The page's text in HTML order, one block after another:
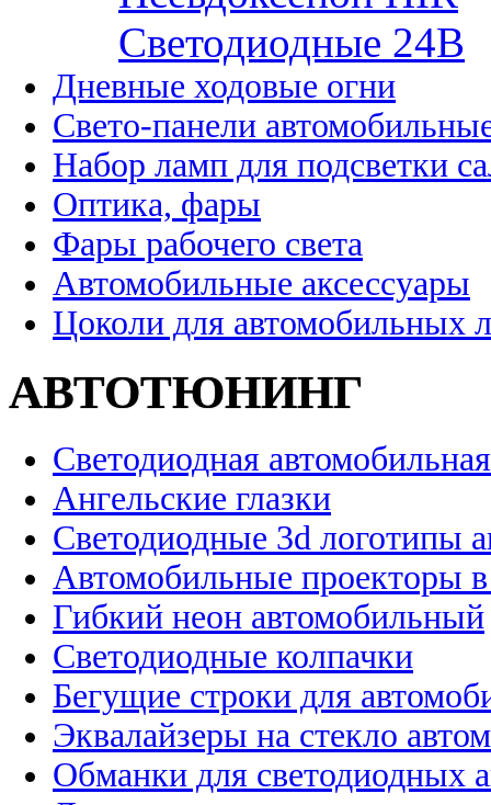
Cветодиодные 24B
Дневные ходовые огни
Свето-панели
Набор ламп для подсветки
Оптика, фары
Фары рабочего света
Автомобильные аксессуары
Цоколи для автомобильных
АВТОТЮНИНГ
Светодиодная
Ангельские глазки
Светодиодные 3d логотипы
Автомобильные проекторы
Гибкий неон автомобильный
Светодиодные колпачки
Бегущие строки для
Эквалайзеры на стекло
Обманки для светодиодных